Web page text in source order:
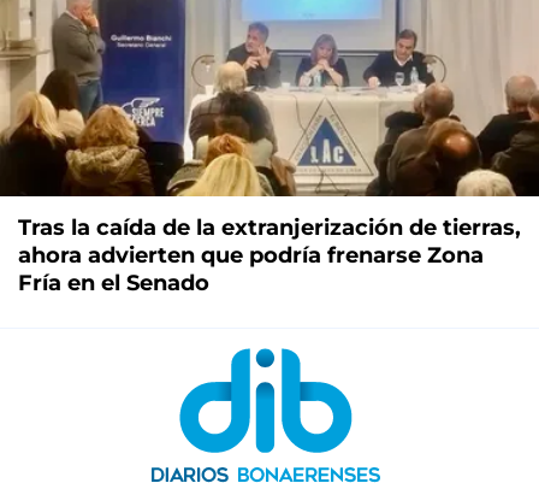
Tras la caída de la extranjerización de tierras,
ahora advierten que podría frenarse Zona
Fría en el Senado